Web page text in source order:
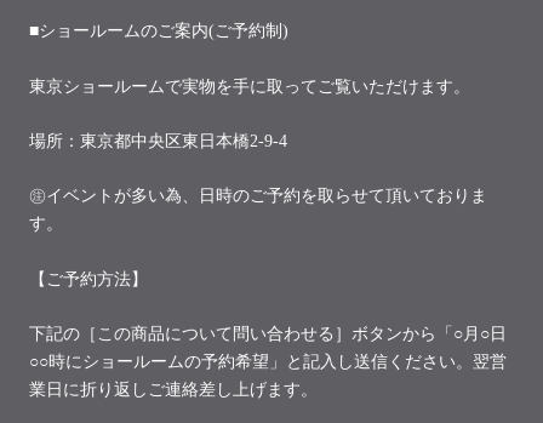
■ショールームのご案内(ご予約制)
東京ショールームで実物を手に取ってご覧いただけます。
場所：東京都中央区東日本橋2-9-4
㊟イベントが多い為、日時のご予約を取らせて頂いておりま
す。
【ご予約方法】
下記の［この商品について問い合わせる］ボタンから「○月○日
○○時にショールームの予約希望」と記入し送信ください。翌営
業日に折り返しご連絡差し上げます。